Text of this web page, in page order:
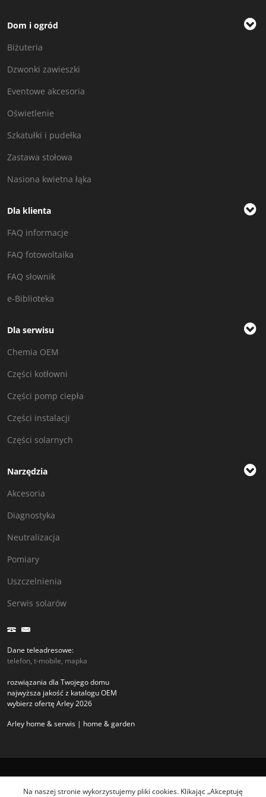
Dom i ogród
Biżuteria
Dzwonki zawieszki
Eventowe akcesoria
Oświetlenie
Szkatułki i pudełka
Zastawa stołowa
Nasiona kwietna łąka
Dla klienta
FAQ informacje
FAQ fotowoltaika
FAQ słownik
e-Biblioteka
Dla serwisu
Chemia OEM
Części kotłowni
Części pomp ciepła
Części instalacji
Części solarnych
Narzędzia
Akcesoria
Diagnostyka
Neutralizacja
Pomiary
Uszczelnienia
Serwis solarów
Dane teleadresowe:
telefon, t-mobile, mapka
rozwiązania dla Twojego domu
najwyższa jakość z katalogu OEM
wybierz ofertę Arley 2026
Arley home & serwis | home & garden
Na naszej stronie wykorzystujemy pliki cookies. Klikając „Akceptuję